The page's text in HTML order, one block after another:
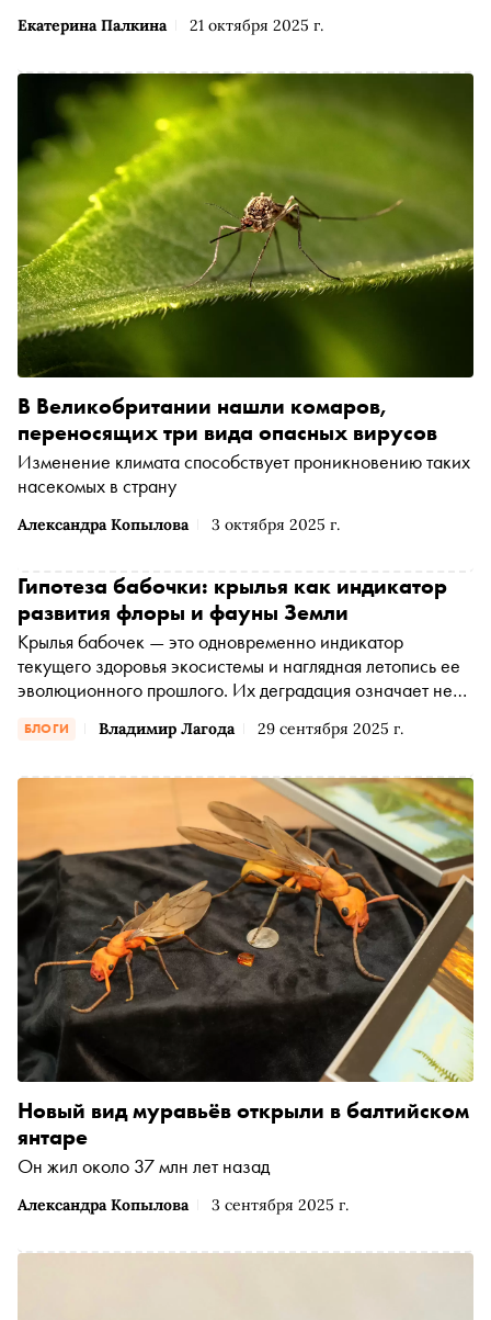
Екатерина Палкина 21 октября 2025 г.
Александра Копылова 3 октября 2025 г.
В Великобритании нашли комаров,
переносящих три вида опасных вирусов
Изменение климата способствует проникновению таких
насекомых в страну
БЛОГИ Владимир Лагода 29 сентября 2025 г.
Гипотеза бабочки: крылья как индикатор
развития флоры и фауны Земли
Крылья бабочек — это одновременно индикатор
текущего здоровья экосистемы и наглядная летопись ее
эволюционного прошлого. Их деградация означает не
нарушение эволюционных процессов, обеспечивающих
Александра Копылова 3 сентября 2025 г.
Новый вид муравьёв открыли в балтийском
янтаре
Он жил около 37 млн лет назад